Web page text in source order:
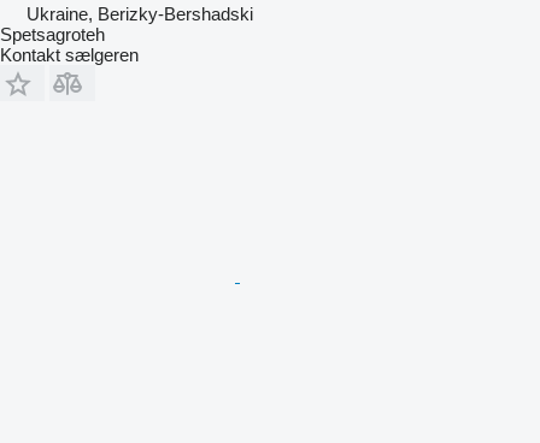
Ukraine, Berizky-Bershadski
Spetsagroteh
Kontakt sælgeren